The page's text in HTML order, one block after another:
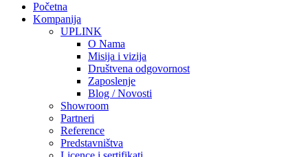
Početna
Kompanija
UPLINK
O Nama
Misija i vizija
Društvena odgovornost
Zaposlenje
Blog / Novosti
Showroom
Partneri
Reference
Predstavništva